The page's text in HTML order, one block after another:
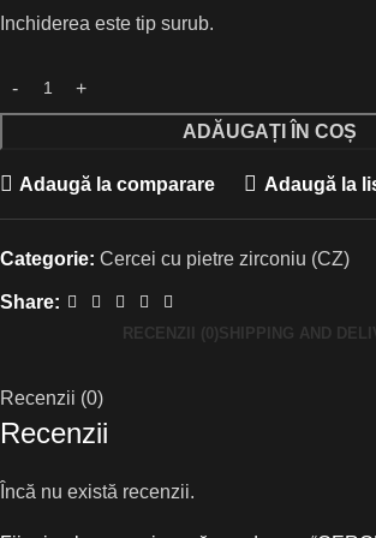
Inchiderea este tip surub.
ADĂUGAȚI ÎN COȘ
Adaugă la comparare Adaugă la
Categorie: Cercei cu pietre zirconiu (CZ)
Share:
RECENZII (0) SHIPPING AND
Recenzii (0)
Recenzii
Încă nu există recenzii.